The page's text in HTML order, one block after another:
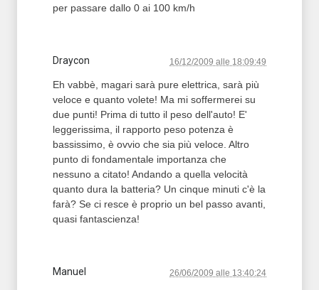
per passare dallo 0 ai 100 km/h
Draycon 16/12/2009 alle 18:09:49
Eh vabbè, magari sarà pure elettrica, sarà più
veloce e quanto volete! Ma mi soffermerei su
due punti! Prima di tutto il peso dell'auto! E'
leggerissima, il rapporto peso potenza è
bassissimo, è ovvio che sia più veloce. Altro
punto di fondamentale importanza che
nessuno a citato! Andando a quella velocità
quanto dura la batteria? Un cinque minuti c'è la
farà? Se ci resce è proprio un bel passo avanti,
quasi fantascienza!
Manuel 26/06/2009 alle 13:40:24